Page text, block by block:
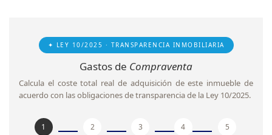
✦ LEY 10/2025 · TRANSPARENCIA INMOBILIARIA
Gastos de Compraventa
Calcula el coste total real de adquisición de este inmueble de
acuerdo con las obligaciones de transparencia de la Ley 10/2025.
1 2 3 4 5